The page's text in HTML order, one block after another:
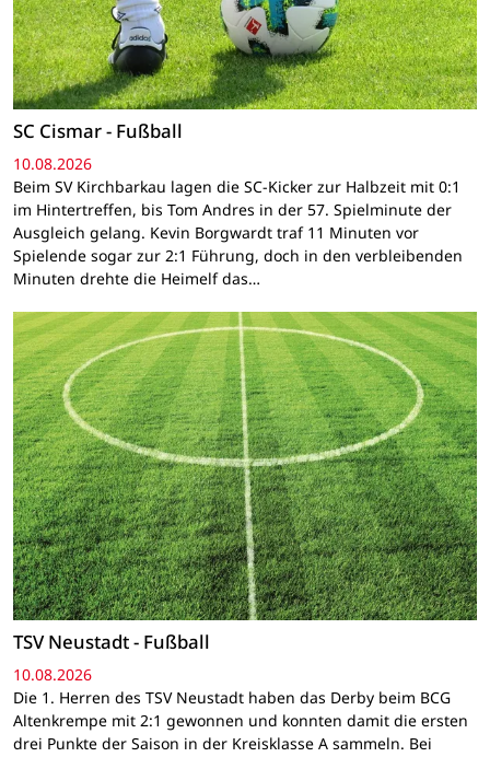
SC Cismar - Fußball
10.08.2026
Beim SV Kirchbarkau lagen die SC-Kicker zur Halbzeit mit 0:1
im Hintertreffen, bis Tom Andres in der 57. Spielminute der
Ausgleich gelang. Kevin Borgwardt traf 11 Minuten vor
Spielende sogar zur 2:1 Führung, doch in den verbleibenden
Minuten drehte die Heimelf das…
TSV Neustadt - Fußball
10.08.2026
Die 1. Herren des TSV Neustadt haben das Derby beim BCG
Altenkrempe mit 2:1 gewonnen und konnten damit die ersten
drei Punkte der Saison in der Kreisklasse A sammeln. Bei